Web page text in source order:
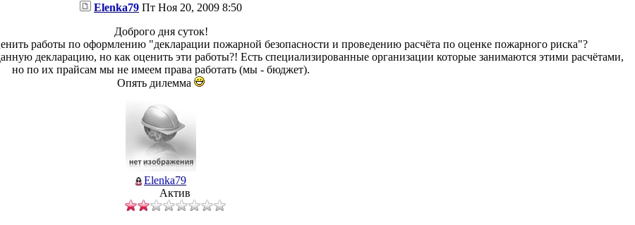
Elenka79 Пт Ноя 20, 2009 8:50
Доброго дня суток!
работы по оформлению "декларации пожарной безопасности и проведению расчёта по оценке пожарного риска"?
декларацию, но как оценить эти работы?! Есть специализированные организации которые занимаются этими расчётами,
но по их прайсам мы не имеем права работать (мы - бюджет).
Опять дилемма
Elenka79
Актив